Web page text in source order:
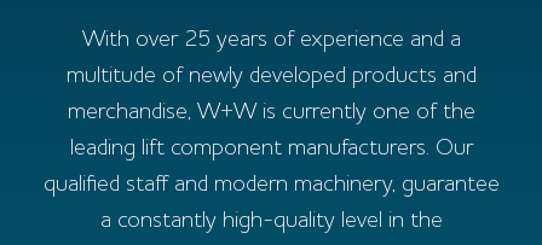
With over 25 years of experience and a
multitude of newly developed products and
merchandise, W+W is currently one of the
leading lift component manufacturers. Our
qualified staff and modern machinery, guarantee
a constantly high-quality level in the